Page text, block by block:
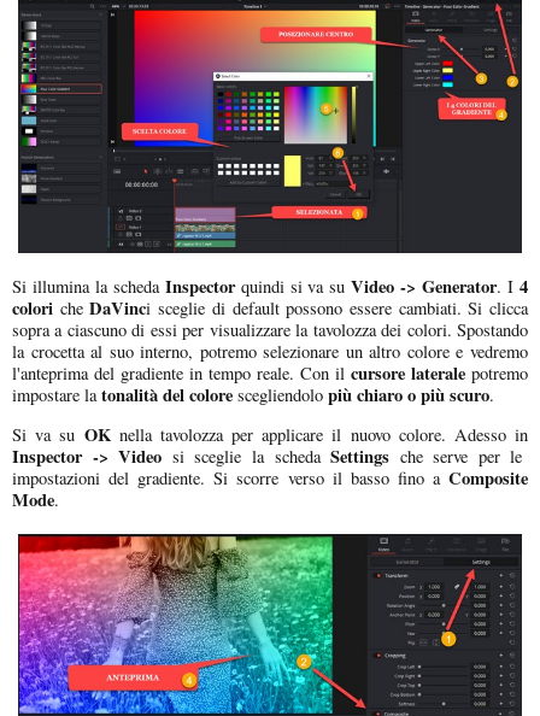
Si illumina la scheda Inspectorquindi si va suVideo -> Generator. I 4
colori cheDaVinci sceglie di default possono essere cambiati. Si clicca
sopra a ciascuno di essi per visualizzare la tavolozza dei colori. Spostando
la crocetta al suo interno, potremo selezionare un altro colore e vedremo
l'anteprima del gradiente in tempo reale. Con il cursore laterale potremo
impostare latonalità del colore scegliendolo più chiaro o più scuro.
Si va su OKnella tavolozza per applicare il nuovo colore. Adesso in
Inspector -> Video si sceglie la schedaSettings che serve per le
impostazioni del gradiente. Si scorre verso il basso fino aComposite
Mode.